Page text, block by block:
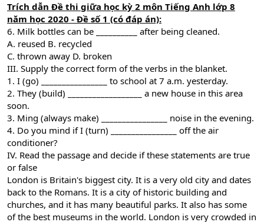
Trích dẫn Đề thi giữa học kỳ 2 môn Tiếng Anh lớp 8
năm học 2020 - Đề số 1 (có đáp án):
6. Milk bottles can be __________ after being cleaned.
A. reused B. recycled
C. thrown away D. broken
III. Supply the correct form of the verbs in the blanket.
1. I (go) ________________ to school at 7 a.m. yesterday.
2. They (build) __________________ a new house in this area
soon.
3. Ming (always make) ________________ noise in the evening.
4. Do you mind if I (turn) ________________ off the air
conditioner?
IV. Read the passage and decide if these statements are true
or false
London is Britain's biggest city. It is a very old city and dates
back to the Romans. It is a city of historic building and
churches, and it has many beautiful parks. It also has some
of the best museums in the world. London is very crowded in